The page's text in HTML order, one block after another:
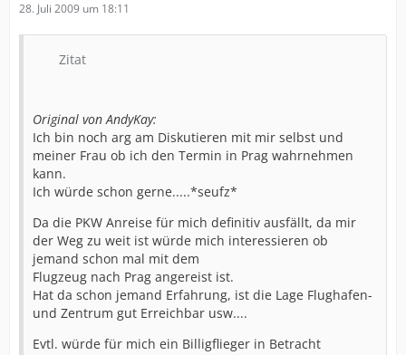
28. Juli 2009 um 18:11
Zitat
Original von AndyKay:
Ich bin noch arg am Diskutieren mit mir selbst und
meiner Frau ob ich den Termin in Prag wahrnehmen
kann.
Ich würde schon gerne.....*seufz*
Da die PKW Anreise für mich definitiv ausfällt, da mir
der Weg zu weit ist würde mich interessieren ob
jemand schon mal mit dem
Flugzeug nach Prag angereist ist.
Hat da schon jemand Erfahrung, ist die Lage Flughafen-
und Zentrum gut Erreichbar usw....
Evtl. würde für mich ein Billigflieger in Betracht